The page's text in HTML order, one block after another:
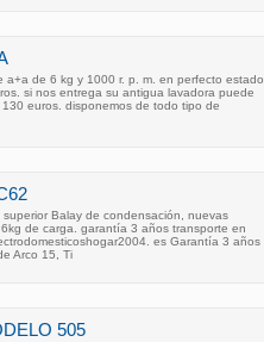
a+a de 6 kg y 1000 r. p. m. en perfecto estado
si nos entrega su antigua lavadora puede
euros. disponemos de todo tipo de
Balay de condensación, nuevas
de carga. garantía 3 años transporte en
es Garantía 3 años
Arco 15, Ti
505